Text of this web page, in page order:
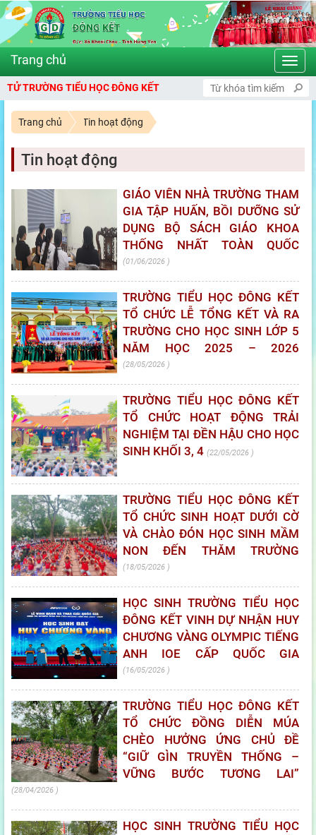
TIỂU HỌC ĐÔNG KẾT
Trang chủ Tin hoạt động
Tin hoạt động
GIÁO VIÊN NHÀ TRƯỜNG THAM
GIA TẬP HUẤN, BỒI DƯỠNG SỬ
DỤNG BỘ SÁCH GIÁO KHOA
THỐNG NHẤT TOÀN QUỐC
01/06/2026
TRƯỜNG TIỂU HỌC ĐÔNG KẾT
TỔ CHỨC LỄ TỔNG KẾT VÀ RA
TRƯỜNG CHO HỌC SINH LỚP 5
NĂM HỌC 2025 – 2026
28/05/2026
TRƯỜNG TIỂU HỌC ĐÔNG KẾT
TỔ CHỨC HOẠT ĐỘNG TRẢI
NGHIỆM TẠI ĐỀN HẬU CHO HỌC
SINH KHỐI 3, 4
22/05/2026
TRƯỜNG TIỂU HỌC ĐÔNG KẾT
TỔ CHỨC SINH HOẠT DƯỚI CỜ
VÀ CHÀO ĐÓN HỌC SINH MẦM
NON ĐẾN THĂM TRƯỜNG
18/05/2026
HỌC SINH TRƯỜNG TIỂU HỌC
ĐÔNG KẾT VINH DỰ NHẬN HUY
CHƯƠNG VÀNG OLYMPIC TIẾNG
ANH IOE CẤP QUỐC GIA
16/05/2026
TRƯỜNG TIỂU HỌC ĐÔNG KẾT
TỔ CHỨC ĐỒNG DIỄN MÚA
CHÈO HƯỞNG ỨNG CHỦ ĐỀ
“GIỮ GÌN TRUYỀN THỐNG –
VỮNG BƯỚC TƯƠNG LAI”
28/04/2026
HỌC SINH TRƯỜNG TIỂU HỌC